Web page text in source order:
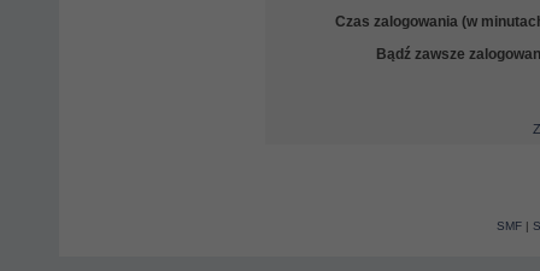
Czas zalogowania (w
Bądź zawsze
SMF|